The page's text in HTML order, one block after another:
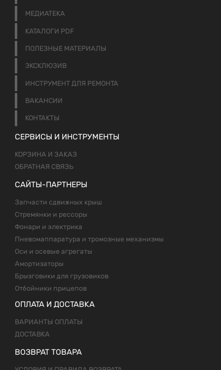
МЕДИАТЕКА
КАТАЛОГИ PDF
ПОЛЕЗНЫЕ МАТЕРИАЛЫ
ЭКСКЛЮЗИВ
ИНСТРУМЕНТ ДЛЯ РЕМОНТА
ВАКАНСИИ
КОНТАКТЫ
СЕРВИСЫ И ИНСТРУМЕНТЫ
КОРЗИНА И ЗАКАЗ
ОБРАТНАЯ СВЯЗЬ
САЙТЫ-ПАРТНЕРЫ
Запчасти сдвижных крыш
Стремянки и рессоры
Фонари и электрика
Пневомаппаратура и тромозные механизмы
Оси и осевые агрегаты
Амортизаторы
Брызговики для грузовиков
Отбойники прицепов
ОПЛАТА И ДОСТАВКА
ВАРИАНТЫ ОПЛАТЫ
ДОСТАВКА
ВОЗВРАТ ТОВАРА